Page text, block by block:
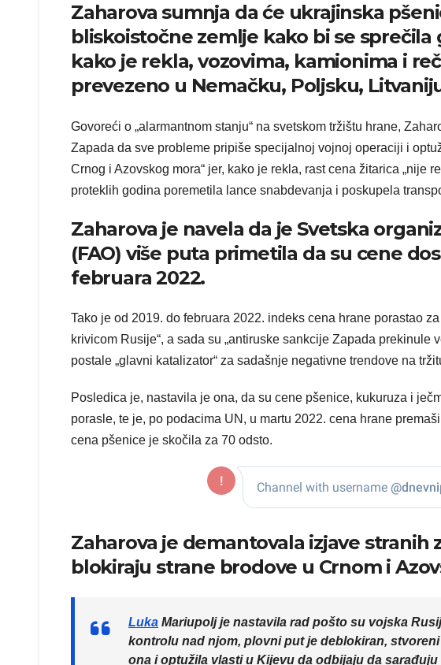
Zaharova sumnja da će ukrajinska
bliskoistočne zemlje kako bi se sprečila
kako je rekla, vozovima, kamionima i
prevezeno u Nemačku, Poljsku,
Govoreći o „alarmantnom stanju“ na svetskom tržištu hrane,
Zapada da sve probleme pripiše specijalnoj vojnoj operaciji i
Crnog i Azovskog mora“ jer, kako je rekla, rast cena žitarica „nije
proteklih godina poremetila lance snabdevanja i poskupela
Zaharova je navela da je Svetska
(FAO) više puta primetila da su cene
februara 2022.
Tako je od 2019. do februara 2022. indeks cena hrane porastao
krivicom Rusije“, a sada su „antiruske sankcije Zapada prekinule
postale „glavni katalizator“ za sadašnje negativne trendove na
Posledica je, nastavila je ona, da su cene pšenice, kukuruza i
porasle, te je, po podacima UN, u martu 2022. cena hrane
cena pšenice je skočila za 70 odsto.
Zaharova je demantovala izjave stranih
blokiraju strane brodove u Crnom i
Luka Mariupolj je nastavila rad pošto su vojska
kontrolu nad njom, plovni put je deblokiran,
ona i optužila vlasti u Kijevu da odbijaju da